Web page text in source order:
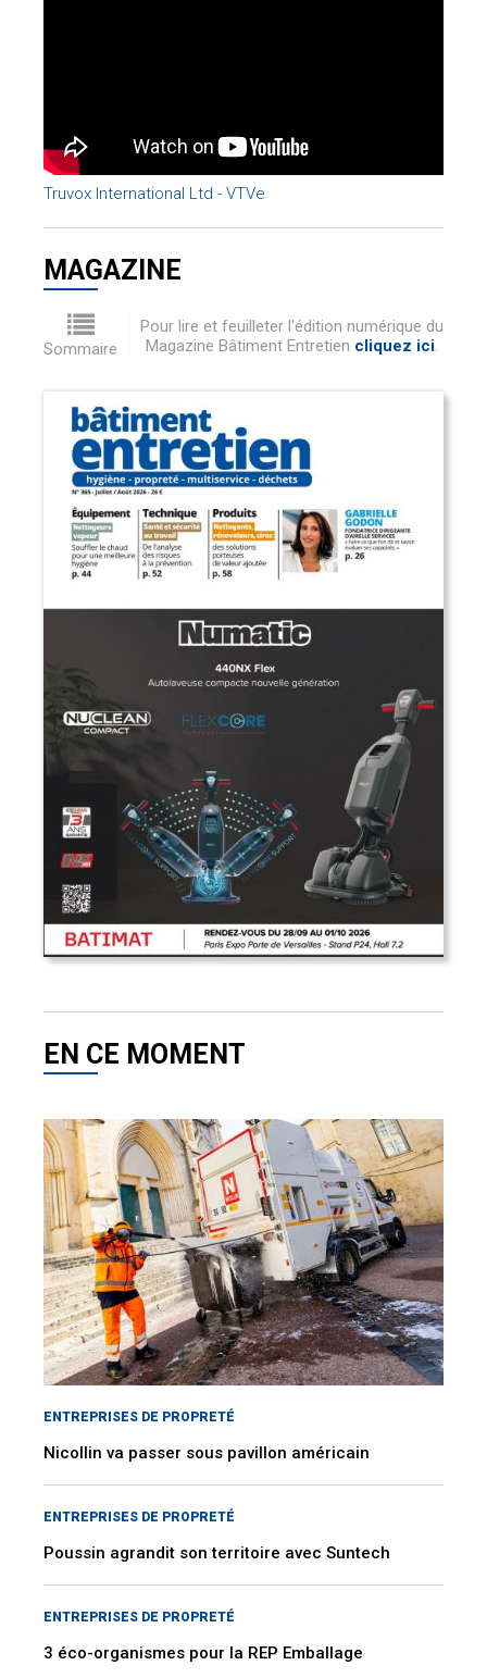
Truvox International Ltd - VTVe
MAGAZINE
Sommaire
Pour lire et feuilleter l'édition numérique du
Magazine Bâtiment Entretien cliquez ici.
EN CE MOMENT
ENTREPRISES DE PROPRETÉ
Nicollin va passer sous pavillon américain
ENTREPRISES DE PROPRETÉ
Poussin agrandit son territoire avec Suntech
ENTREPRISES DE PROPRETÉ
3 éco-organismes pour la REP Emballage